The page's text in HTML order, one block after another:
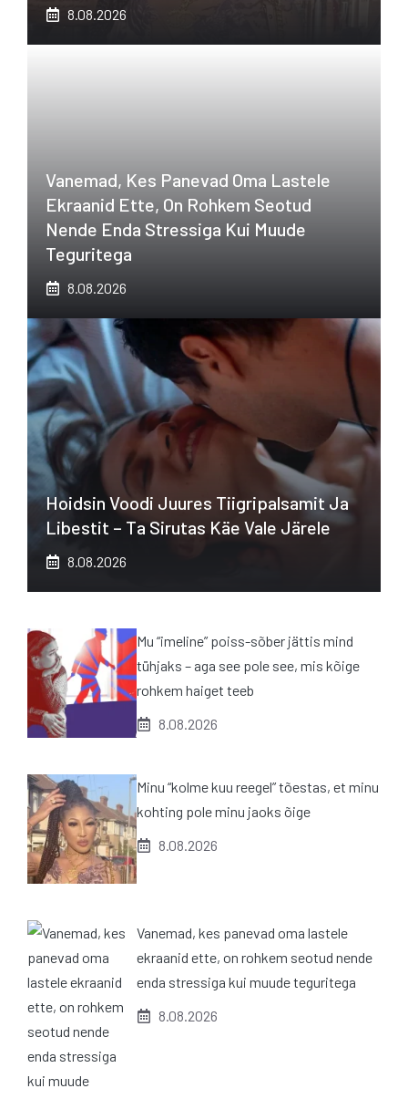
8.08.2026
Vanemad, Kes Panevad Oma Lastele
Ekraanid Ette, On Rohkem Seotud
Nende Enda Stressiga Kui Muude
Teguritega
8.08.2026
Hoidsin Voodi Juures Tiigripalsamit Ja
Libestit – Ta Sirutas Käe Vale Järele
8.08.2026
Mu “imeline” poiss-sõber jättis mind
tühjaks – aga see pole see, mis kõige
rohkem haiget teeb
8.08.2026
Minu “kolme kuu reegel” tõestas, et minu
kohting pole minu jaoks õige
8.08.2026
Vanemad, kes panevad oma lastele
ekraanid ette, on rohkem seotud nende
enda stressiga kui muude teguritega
8.08.2026